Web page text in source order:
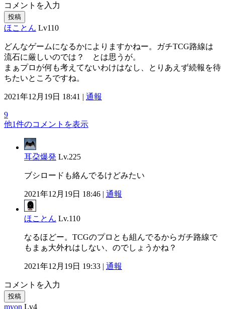
コメントを入力
投稿
ほことん Lv110
どんなゲームになるかによりますかねー。ガチTCG路線は
流石に厳しいのでは？ とは思うが。
まぁプロが何も考えてないわけはなし、とりあえず続報を待
ちたいところですね。
2021年12月19日 18:41 | 通報
9
他1件のコメントを表示
耳朶爆発 Lv.225
ブシロードも絡んでるけどみたい
2021年12月19日 18:46 | 通報
ほことん Lv.110
なるほどー。TCGのプロとも組んでるからガチ路線で
もまぁ大外れはしない、のでしょうかね？
2021年12月19日 19:33 | 通報
コメントを入力
投稿
myon Lv4